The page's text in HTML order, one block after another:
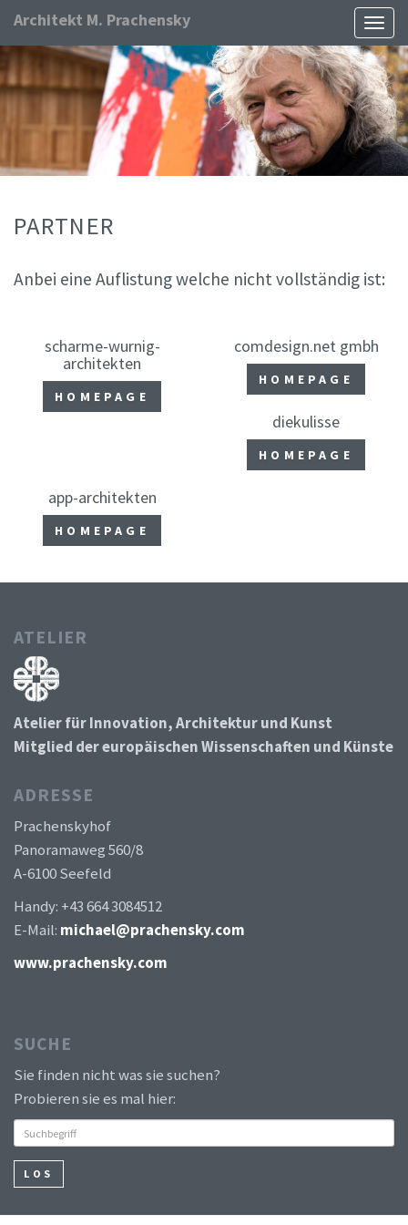
ein-/
Architekt M. Prachensky
PARTNER
Anbei eine Auflistung welche nicht vollständig ist:
scharme-wurnig-
architekten
HOMEPAGE
comdesign.net gmbh
HOMEPAGE
diekulisse
HOMEPAGE
app-architekten
HOMEPAGE
ATELIER
Atelier für Innovation, Architektur und Kunst
Mitglied der europäischen Wissenschaften und Künste
ADRESSE
Prachenskyhof
Panoramaweg 560/8
A-6100 Seefeld
Handy: +43 664 3084512
E-Mail: michael@prachensky.com
www.prachensky.com
SUCHE
Sie finden nicht was sie suchen?
Probieren sie es mal hier:
LOS